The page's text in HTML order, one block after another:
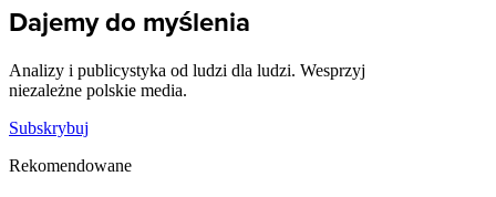
Dajemy do myślenia
Analizy i publicystyka od ludzi dla ludzi. Wesprzyj
niezależne polskie media.
Subskrybuj
Rekomendowane